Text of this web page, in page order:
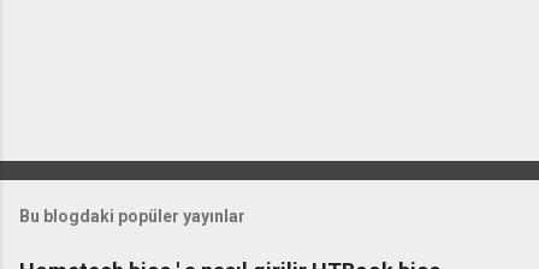
Bu blogdaki popüler yayınlar